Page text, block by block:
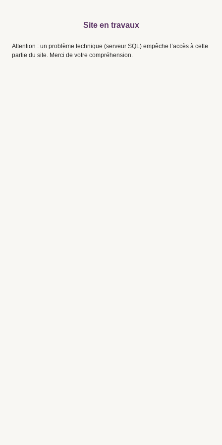
Site en travaux
Attention : un problème technique (serveur SQL) empêche l’accès à cette
partie du site. Merci de votre compréhension.